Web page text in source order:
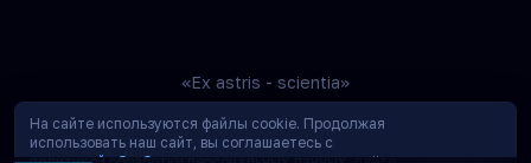
«Ex astris - scientia»
На сайте используются файлы cookie. Продолжая
использовать наш сайт, вы соглашаетесь с